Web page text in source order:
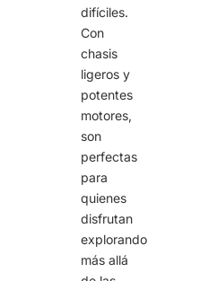
difíciles.
Con
chasis
ligeros y
potentes
motores,
son
perfectas
para
quienes
disfrutan
explorando
más allá